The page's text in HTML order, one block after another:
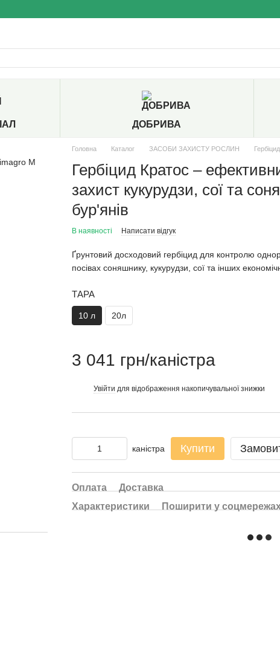
ДОБРИВА
Головна Каталог ЗАСОБИ ЗАХИСТУ РОСЛИН
Гербіцид Кратос –
захист кукурудзи, сої та
бур'янів
В наявності Написати відгук
Ґрунтовий досходовий гербіцид для контролю
посівах соняшнику, кукурудзи, сої та інших
ТАРА
10 л 20л
3 041 грн/каністра
Увійти для відображення накопичувальної знижки
каністра Купити
Оплата
Доставка
Характеристики
Поширити у